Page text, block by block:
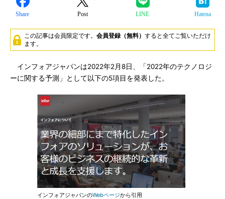
Share Post LINE Hatena
この記事は会員限定です。 会員登録（無料） すると全てご覧いただけ
ます。
インフォアジャパンは2022年2月8日、「2022年のテクノロジ
ーに関する予測」として以下の5項目を発表した。
インフォアジャパンのWebページから引用